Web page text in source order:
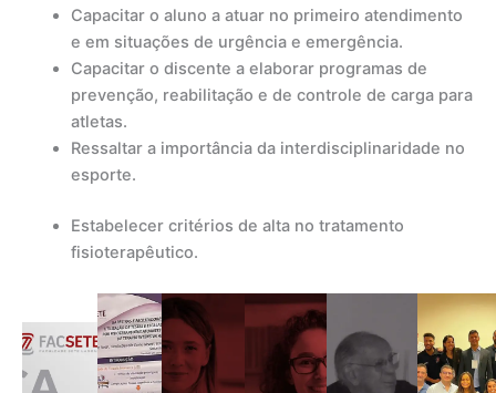
Capacitar o aluno a atuar no primeiro atendimento
e em situações de urgência e emergência.
Capacitar o discente a elaborar programas de
prevenção, reabilitação e de controle de carga para
atletas.
Ressaltar a importância da interdisciplinaridade no
esporte.
Estabelecer critérios de alta no tratamento
fisioterapêutico.